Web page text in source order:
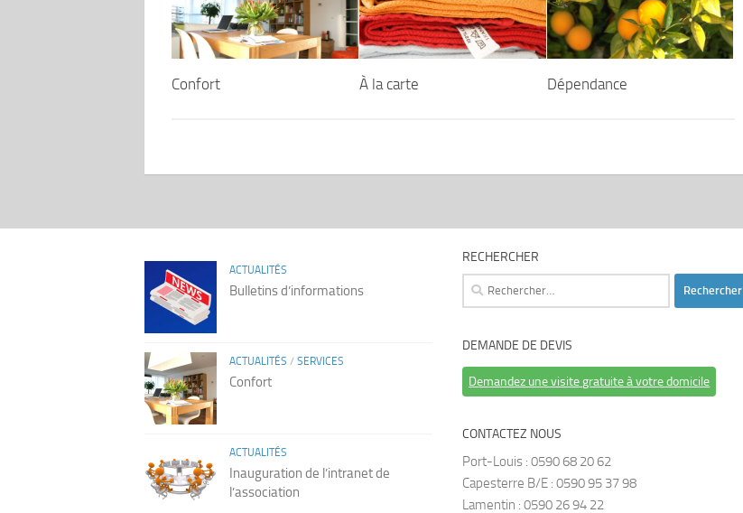
Confort À la carte Dépendance
ACTUALITÉS
Bulletins d’informations
ACTUALITÉS / SERVICES
Confort
ACTUALITÉS
Inauguration de l’intranet de
l’association
RECHERCHER
Rechercher :
DEMANDE DE DEVIS
Demandez une visite gratuite à votre domicile
CONTACTEZ NOUS
Port-Louis : 0590 68 20 62
Capesterre B/E : 0590 95 37 98
Lamentin : 0590 26 94 22